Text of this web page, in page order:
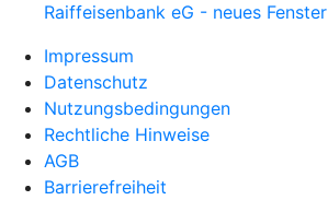
Raiffeisenbank eG - neues Fenster
Impressum
Datenschutz
Nutzungsbedingungen
Rechtliche Hinweise
AGB
Barrierefreiheit